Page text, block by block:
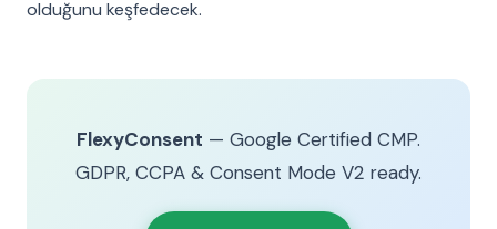
olduğunu keşfedecek.
FlexyConsent — Google Certified CMP.
GDPR, CCPA & Consent Mode V2 ready.